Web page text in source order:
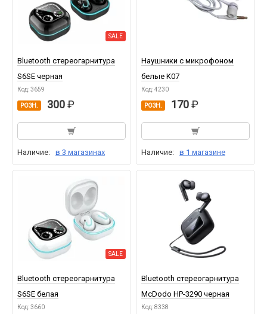
SALE
Bluetooth стереогарнитура
S6SE черная
Код: 3659
РОЗН. 300
Наличие: в 3 магазинах
Наушники с микрофоном
белые K07
Код: 4230
РОЗН. 170
Наличие: в 1 магазине
SALE
Bluetooth стереогарнитура
S6SE белая
Код: 3660
Bluetooth стереогарнитура
McDodo HP-3290 черная
Код: 8338